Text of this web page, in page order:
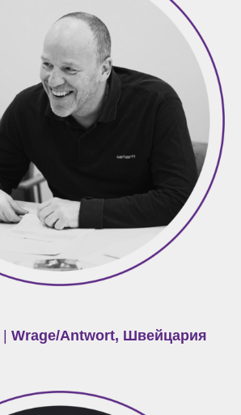
Wrage/Antwort, Швейцария